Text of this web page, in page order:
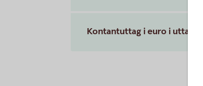
Kontantuttag i euro i